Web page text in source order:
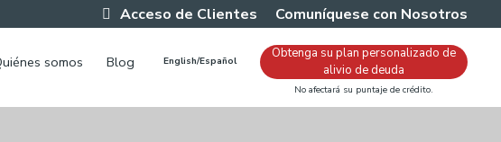
Acceso de Clientes Comuníquese con Nosotros
somos Blog English/Español
Obtenga su plan personalizado de
alivio de deuda
No afectará su puntaje de crédito.